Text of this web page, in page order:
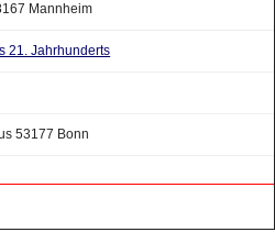
Mannheim
21. Jahrhunderts
53177 Bonn